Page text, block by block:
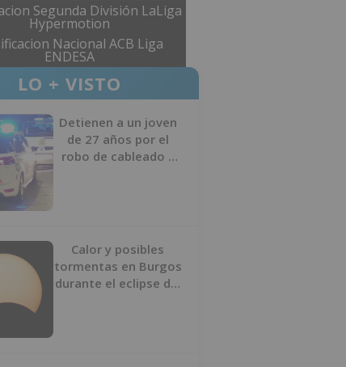
Segunda División LaLiga
Hypermotion
Nacional ACB Liga
ENDESA
LO + VISTO
Detienen a un joven
de 27 años por el
robo de cableado y
Calor y posibles
tormentas en Burgos
durante el eclipse del